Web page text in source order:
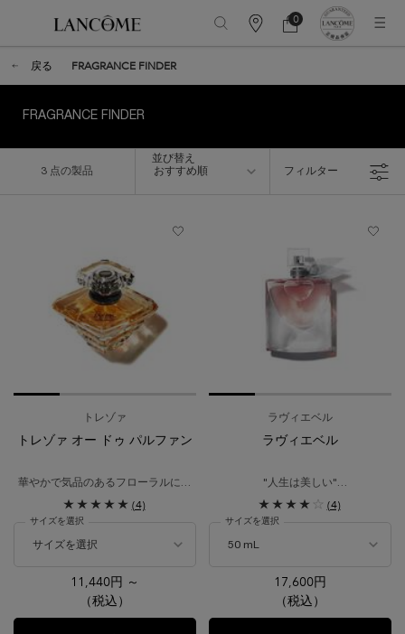
カ
ー
カ
ー
0
0 カート内の製品
戻る
FRAGRANCE FINDER
FRAGRANCE FINDER
3 点の製品
並び替え
おすすめ順
並び替え
フィルター
フィルターメニュー
トレゾァ
トレゾァ オー ドゥ パルファン
華やかで気品のあるフローラルに、
ックな香り(4)
サイズを選択
11,440円 ～
（税込）
ラヴィエベル
ラヴィエベル
"人生は美しい"
り。
アイリスとパチュリをベースに甘い
(4)
サイズを選択
17,600円
（税込）